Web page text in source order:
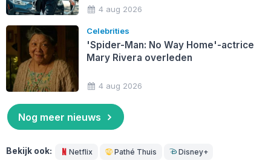
4 aug 2026
Celebrities
'Spider-Man: No Way Home'-actrice
Mary Rivera overleden
4 aug 2026
Nog meer nieuws
Bekijk ook: Netflix Pathé Thuis Disney+